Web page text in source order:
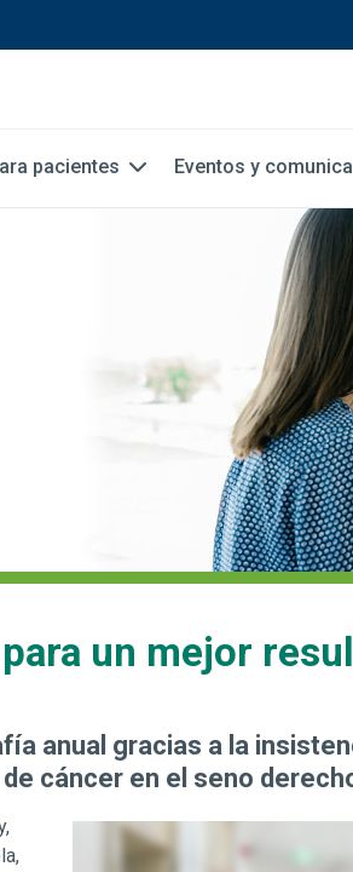
pacientes Eventos y
un mejor
anual gracias a la
cáncer en el seno